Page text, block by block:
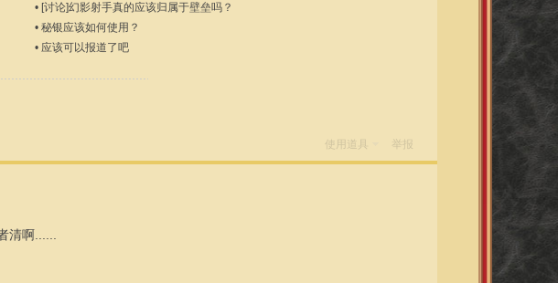
• [讨论]幻影射手真的应该归属于壁垒吗？
• 秘银应该如何使用？
• 应该可以报道了吧
使用道具 举报
啊......